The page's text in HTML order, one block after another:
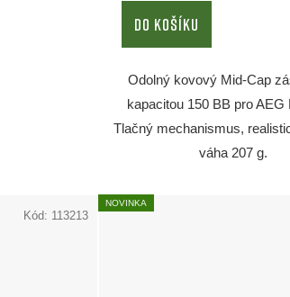
DO KOŠÍKU
Odolný kovový Mid-Cap
kapacitou 150 BB pro AEG
Tlačný mechanismus,
váha 207 g.
Kód: 113213
NOVINKA